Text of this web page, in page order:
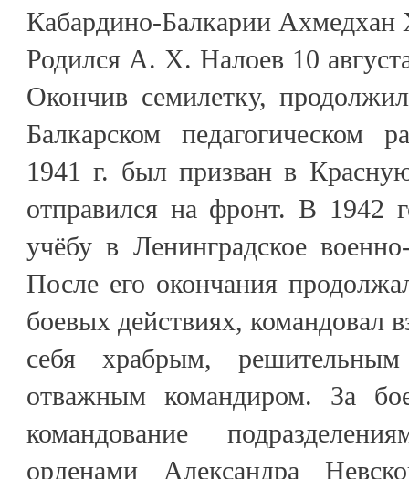
Кабардино-Балкарии Ахмедхан
Родился А. Х. Налоев 10
Окончив семилетку,
Балкарском педагогическом
1941 г. был призван в
отправился на фронт. В 1942
учёбу в Ленинградское
После его окончания
боевых действиях, командовал
себя храбрым,
отважным командиром. За
командование
орденами Александра